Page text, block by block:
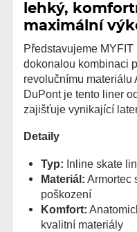
lehký,
maximální
Představujeme
dokonalou kombinaci
revolučnímu materiálu
DuPont je tento liner
zajišťuje vynikající
Detaily
Typ: Inline skate
Materiál: Armortec
poškození
Komfort:
kvalitní materiály